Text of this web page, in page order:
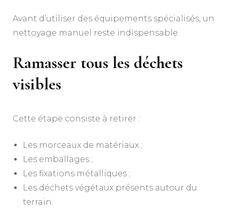
Avant d’utiliser des équipements spécialisés, un
nettoyage manuel reste indispensable.
Ramasser tous les déchets
visibles
Cette étape consiste à retirer :
Les morceaux de matériaux ;
Les emballages ;
Les fixations métalliques ;
Les déchets végétaux présents autour du
terrain.